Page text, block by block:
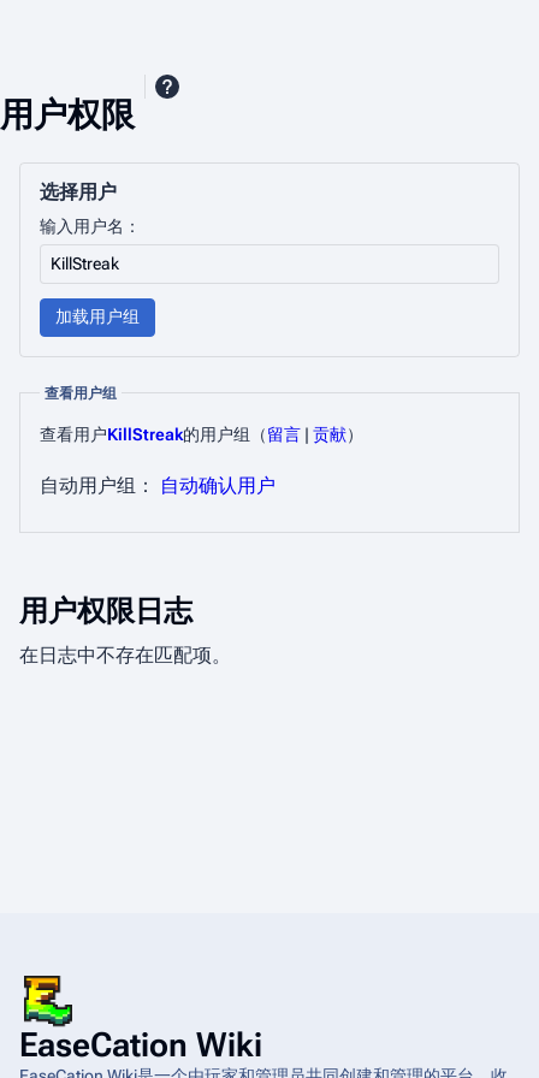
用户权限
选择用户
输入用户名：
加载用户组
查看用户组
查看用户KillStreak的用户组​ （留言 | 贡献）
自动用户组： 自动确认用户
用户权限日志
在日志中不存在匹配项。
EaseCation Wiki